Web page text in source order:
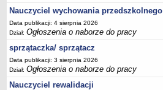
2025
RAPORTY O STANIE DOSTĘPNOŚCI
Nauczyciel wychowania przedszkolnego
Data publikacji: 4 sierpnia 2026
Dział:Ogłoszenia o naborze do pracy
sprzątaczka/ sprzątacz
Data publikacji: 3 sierpnia 2026
Dział:Ogłoszenia o naborze do pracy
Nauczyciel rewalidacji